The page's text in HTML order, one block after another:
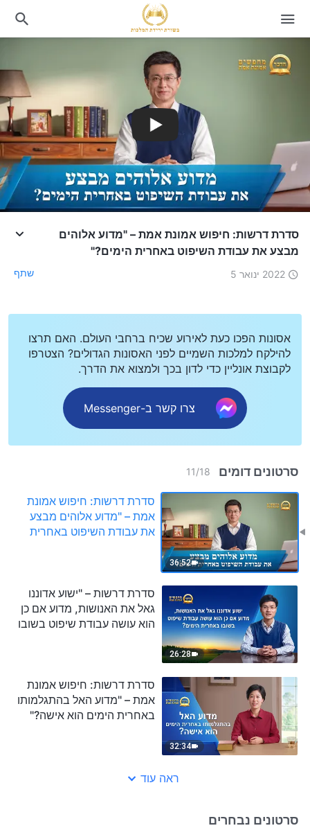
סדרת דרשות: חיפוש אמונת אמת – "מדוע אלוהים
מבצע את עבודת השיפוט באחרית הימים?"
2022 ינואר 5 שתף
אסונות הפכו כעת לאירוע שכיח ברחבי העולם. האם תרצו
להילקח למלכות השמיים לפני האסונות הגדולים? הצטרפו
לקבוצת אונליין כדי לדון בכך ולמצוא את הדרך.
צרו קשר ב-Messenger
סרטונים דומים 11/18
36:52
סדרת דרשות: חיפוש אמונת
אמת – "מדוע אלוהים מבצע
את עבודת השיפוט באחרית
26:28
סדרת דרשות – "ישוע אדוננו
גאל את האנושות, מדוע אם כן
הוא עושה עבודת שיפוט בשובו
32:34
סדרת דרשות: חיפוש אמונת
אמת – "מדוע האל בהתגלמותו
באחרית הימים הוא אישה?"
ראה עוד
סרטונים נבחרים